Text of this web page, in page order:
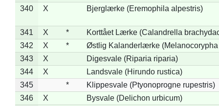
340
X Bjerglærke (Eremophila alpestris)
341 X *
Korttået Lærke (Calandrella
342
X *
Østlig Kalanderlærke (Melanocorypha
343
X
Digesvale (Riparia riparia)
344
X
Landsvale (Hirundo rustica)
345
*
Klippesvale (Ptyonoprogne rupestris)
346
X
Bysvale (Delichon urbicum)